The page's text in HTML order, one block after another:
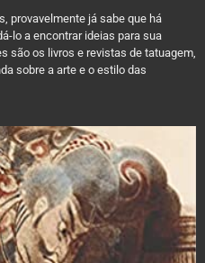
provavelmente já sabe que há
lo a encontrar ideias para sua
são os livros e revistas de tatuagem,
sobre a arte e o estilo das